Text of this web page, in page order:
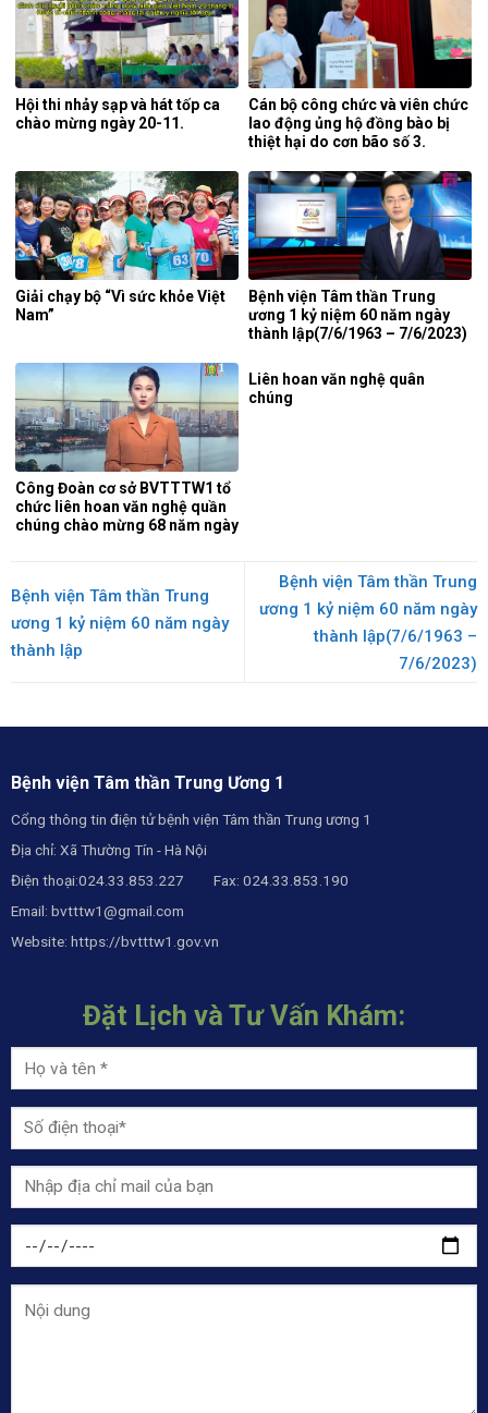
Hội thi nhảy sạp và hát tốp ca
chào mừng ngày 20-11.
Cán bộ công chức và viên chức
lao động ủng hộ đồng bào bị
thiệt hại do cơn bão số 3.
Giải chạy bộ “Vì sức khỏe Việt
Nam”
Bệnh viện Tâm thần Trung
ương 1 kỷ niệm 60 năm ngày
thành lập(7/6/1963 – 7/6/2023)
Công Đoàn cơ sở BVTTTW1 tổ
chức liên hoan văn nghệ quần
chúng chào mừng 68 năm ngày
Liên hoan văn nghệ quân
chúng
Bệnh viện Tâm thần Trung
ương 1 kỷ niệm 60 năm ngày
thành lập
Bệnh viện Tâm thần Trung
ương 1 kỷ niệm 60 năm ngày
thành lập(7/6/1963 –
7/6/2023)
Bệnh viện Tâm thần Trung Ương 1
Cổng thông tin điện tử bệnh viện Tâm thần Trung ương 1
Địa chỉ: Xã Thường Tín - Hà Nội
Điện thoại:024.33.853.227 Fax: 024.33.853.190
Email: bvtttw1@gmail.com
Website: https://bvtttw1.gov.vn
Đặt Lịch và Tư Vấn Khám: